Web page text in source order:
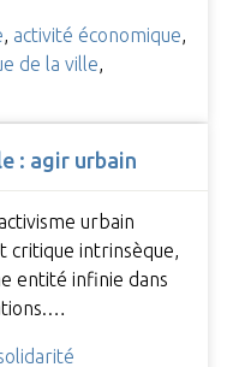
, activité économique,
de la ville,
: agir urbain
urbain
critique intrinsèque,
entité infinie dans